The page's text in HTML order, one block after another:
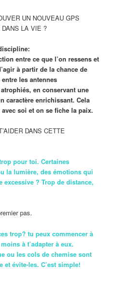
UN NOUVEAU GPS
DANS LA VIE ?
entre ce que l’on ressens et
à partir de la chance de
les antennes
en conservant une
caractère enrichissant. Cela
soi et on se fiche la paix.
DANS CETTE
pour toi. Certaines
la lumière, des émotions qui
excessive ? Trop de distance,
pas.
trop? tu peux commencer à
à t’adapter à eux.
ou les cols de chemise sont
évite-les. C’est simple!